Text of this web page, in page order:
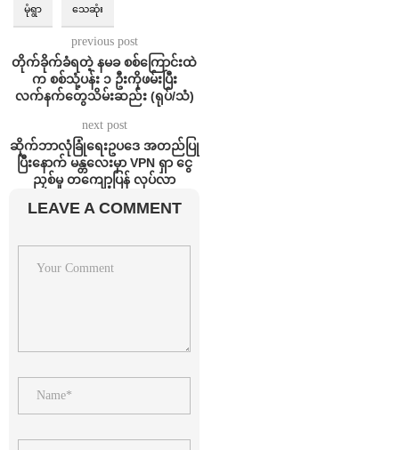
မုံရွာ သေဆုံး
previous post
တိုက်ခိုက်ခံရတဲ့ နမခ စစ်ကြောင်းထဲ
က စစ်သုံ့ပန်း ၁ ဦးကိုဖမ်းပြီး
လက်နက်တွေသိမ်းဆည်း (ရုပ်/သံ)
next post
ဆိုက်ဘာလုံခြုံရေးဥပဒေ အတည်ပြု
ပြီးနောက် မန္တလေးမှာ VPN ရှာ ငွေ
ညှစ်မှု တကျော့ပြန် လုပ်လာ
LEAVE A COMMENT